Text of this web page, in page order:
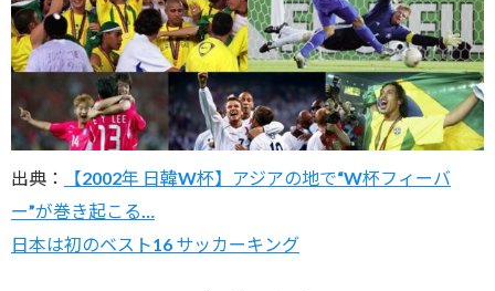
出典：
【2002年 日韓W杯】アジアの地で“W杯フィーバ
ー”が巻き起こる…
日本は初のベスト16 サッカーキング